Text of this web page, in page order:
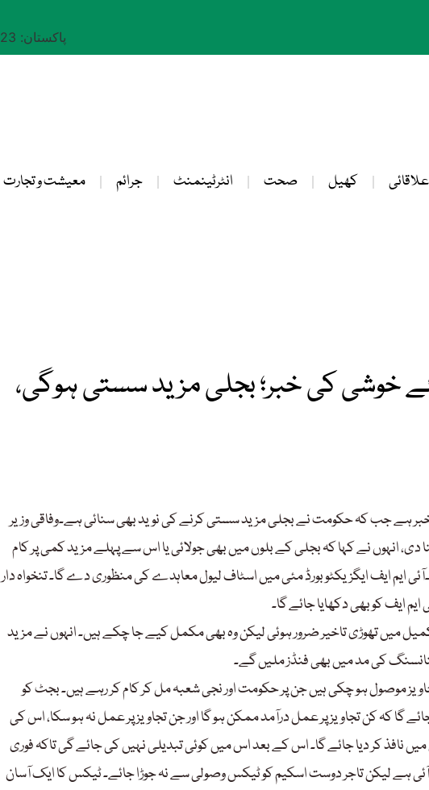
پاکستان: 23 صفر 1448
علاقائی کھیل صحت انٹرٹینمنٹ جرائم معیشت و تجارت
خوشی کی خبر؛ بجلی مزید سستی ہوگی،
ہے جب کہ حکومت نے بجلی مزید سستی کرنے کی نوید بھی سنائی ہے۔وفاقی وزیر
انہوں نے کہا کہ بجلی کے بلوں میں بھی جولائی یا اس سے پہلے مزید کمی پر کام
ایم ایف ایگزیکٹو بورڈ مئی میں اسٹاف لیول معاہدے کی منظوری دے گا۔ تنخواہ دار
ایف کو بھی دکھایا جائے گا۔
میں تھوڑی تاخیر ضرور ہوئی لیکن وہ بھی مکمل کیے جا چکے ہیں۔ انہوں نے مزید
کی مد میں بھی فنڈز ملیں گے۔
لیے سرکاری اور نجی شعبے سے 98 فیصد تجاویز موصول ہو چکی ہیں جن پر حکومت اور نجی شعبہ مل کر کام کر رہے ہیں۔ بجٹ کو
گا کہ کن تجاویز پر عمل درآمد ممکن ہو گا اور جن تجاویز پر عمل نہ ہو سکا، اس کی
نافذ کر دیا جائے گا۔ اس کے بعد اس میں کوئی تبدیلی نہیں کی جائے گی تاکہ فوری
ہے لیکن تاجر دوست اسکیم کو ٹیکس وصولی سے نہ جوڑا جائے۔ ٹیکس کا ایک آسان